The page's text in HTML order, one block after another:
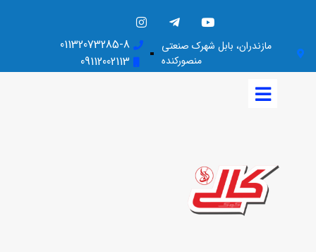
مازندران، بابل شهرک صنعتی
منصورکنده
01132073285-8
09112002113